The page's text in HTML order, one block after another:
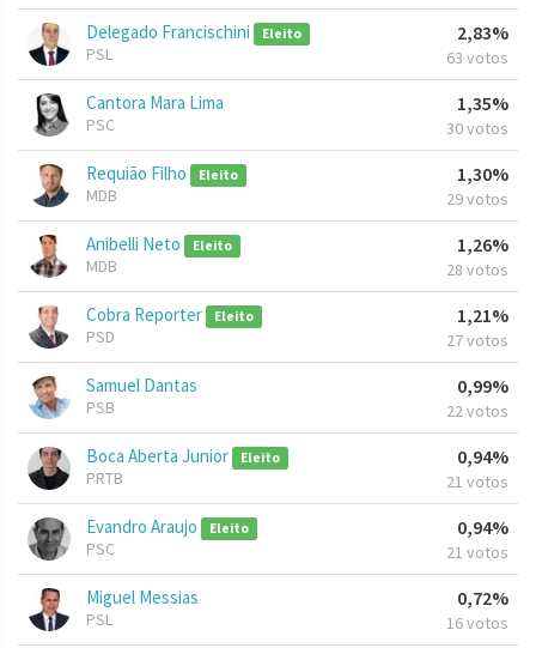
Delegado Francischini Eleito
PSL
2,83%
63 votos
Cantora Mara Lima
PSC
1,35%
30 votos
Requião Filho Eleito
MDB
1,30%
29 votos
Anibelli Neto Eleito
MDB
1,26%
28 votos
Cobra Reporter Eleito
PSD
1,21%
27 votos
Samuel Dantas
PSB
0,99%
22 votos
Boca Aberta Junior Eleito
PRTB
0,94%
21 votos
Evandro Araujo Eleito
PSC
0,94%
21 votos
Miguel Messias
PSL
0,72%
16 votos